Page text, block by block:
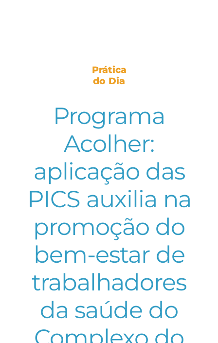
Prática
do Dia
Programa
Acolher:
aplicação das
PICS auxilia na
promoção do
bem-estar de
trabalhadores
da saúde do